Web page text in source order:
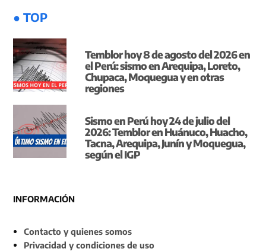
● TOP
Temblor hoy 8 de agosto del 2026 en
el Perú: sismo en Arequipa, Loreto,
Chupaca, Moquegua y en otras
regiones
Sismo en Perú hoy 24 de julio del
2026: Temblor en Huánuco, Huacho,
Tacna, Arequipa, Junín y Moquegua,
según el IGP
INFORMACIÓN
Contacto y quienes somos
Privacidad y condiciones de uso